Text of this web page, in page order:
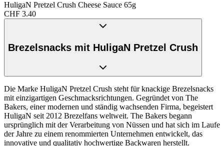
HuligaN Pretzel Crush Cheese Sauce 65g
CHF 3.40
Brezelsnacks mit HuligaN Pretzel Crush
Die Marke HuligaN Pretzel Crush steht für knackige Brezelsnacks
mit einzigartigen Geschmacksrichtungen. Gegründet von The
Bakers, einer modernen und ständig wachsenden Firma, begeistert
HuligaN seit 2012 Brezelfans weltweit. The Bakers begann
ursprünglich mit der Verarbeitung von Nüssen und hat sich im Laufe
der Jahre zu einem renommierten Unternehmen entwickelt, das
innovative und qualitativ hochwertige Backwaren herstellt.